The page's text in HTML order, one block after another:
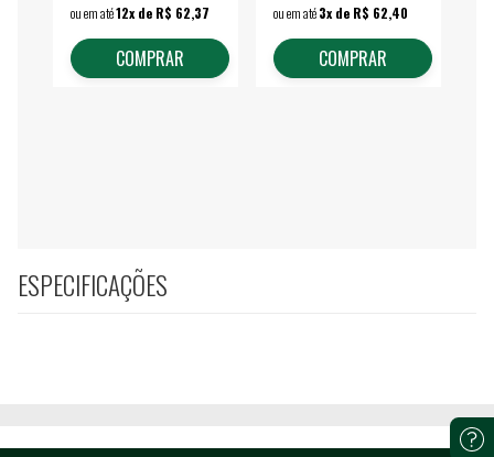
ou em até12x de R$ 62,37
COMPRAR
ou em até3x de R$ 62,40
COMPRAR
ESPECIFICAÇÕES